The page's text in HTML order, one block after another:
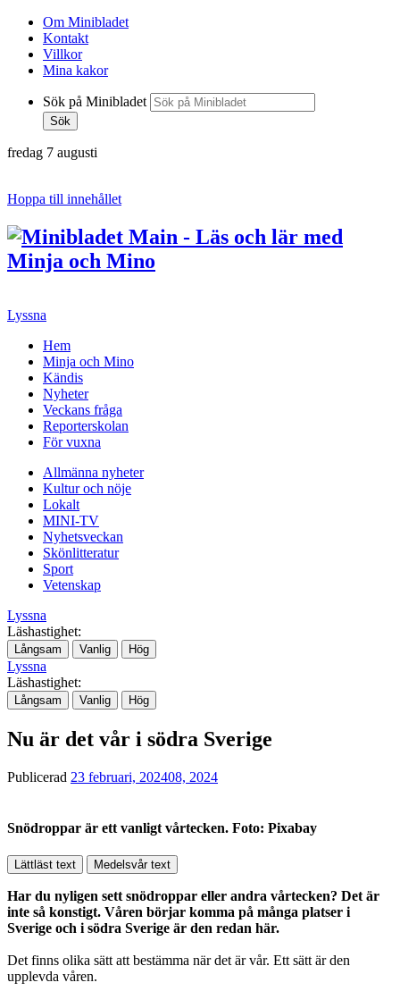
Om Minibladet
Kontakt
Villkor
Mina kakor
Sök på Minibladet
Sök
fredag 7 augusti
Hoppa till innehållet
Lyssna
Hem
Minja och Mino
Kändis
Nyheter
Veckans fråga
Reporterskolan
För vuxna
Allmänna nyheter
Kultur och nöje
Lokalt
MINI-TV
Nyhetsveckan
Skönlitteratur
Sport
Vetenskap
Lyssna
Läshastighet:
Långsam Vanlig Hög
Lyssna
Läshastighet:
Långsam Vanlig Hög
Nu är det vår i södra Sverige
Publicerad 23 februari, 202408, 2024
Snödroppar är ett vanligt vårtecken. Foto: Pixabay
Lättläst text Medelsvår text
Har du nyligen sett snödroppar eller andra vårtecken? Det är
inte så konstigt. Våren börjar komma på många platser i
Sverige och i södra Sverige är den redan här.
Det finns olika sätt att bestämma när det är vår. Ett sätt är den
upplevda våren.